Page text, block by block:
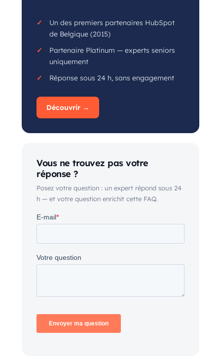
Un des premiers partenaires HubSpot
de Belgique (2015)
Partenaire Platinum — experts seniors
uniquement
Réponse sous 24 h, sans engagement
Découvrir →
Vous ne trouvez pas votre
réponse ?
Posez votre question : un expert répond sous 24
h — et votre question enrichit cette FAQ.